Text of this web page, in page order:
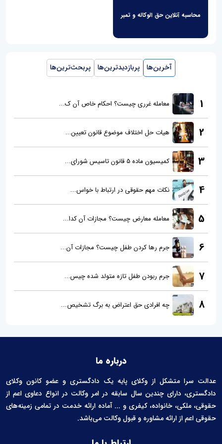
محاسبه آنلاین حق الوکاله و تمبر
آخرین‌ها پربازدیدترین‌ها پربحث‌ترین‌ها
1 معامله غرری چیست؟ احکام خاص آن ک...
2 هیات حل اختلاف موضوع قانون تعیین...
3 کمیسیون ماده 5 قانون تاسیس شورای...
4 نکات مهم حقوقی در ارتباط با خواس...
5 معامله معارض چیست؟ مجازات آن کدا...
6 جرم رها کردن طفل چیست؟ مجازات آن...
7 جرم ربودن طفل تازه متولد شده چیس...
8 چه افرادی حق اعتراض به برگ تشخیص...
درباره ما
عدالت سرا متشکل از وکلای پایه یک دادگستری و عضو کانون وکلای
دادگستری، دارای چندین سال سابقه در امر وکالت در انواع دعاوی اعم از
حقوقی، ملکی، خانواده، کیفری و ... آماده ارائه خدمت در تمامی زمینه‌های
حقوقی اعم از ارائه مشاوره و قبول وکالت می‌باشد.